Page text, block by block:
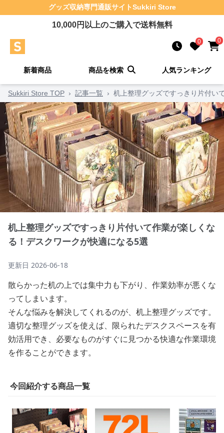
グッズ収納専門通販サイトSukkiri Store
10,000円以上のご購入で送料無料
0 0
新着商品 商品を検索 人気ランキング
Sukkiri Store TOP › 記事一覧 › 机上整理グッズですっきり片付い
机上整理グッズですっきり片付いて作業が楽しくな
る！デスクワークが快適になる5選
更新日 2026-06-18
散らかった机の上では集中力も下がり、作業効率が悪くな
ってしまいます。
そんな悩みを解決してくれるのが、机上整理グッズです。
適切な整理グッズを使えば、限られたデスクスペースを有
効活用でき、必要なものがすぐに見つかる快適な作業環境
を作ることができます。
今回紹介する商品一覧